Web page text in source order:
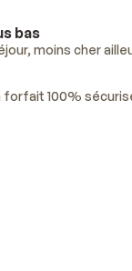
bas
moins cher
forfait 100%